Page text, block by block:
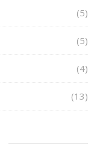
(5)
(5)
(4)
(13)